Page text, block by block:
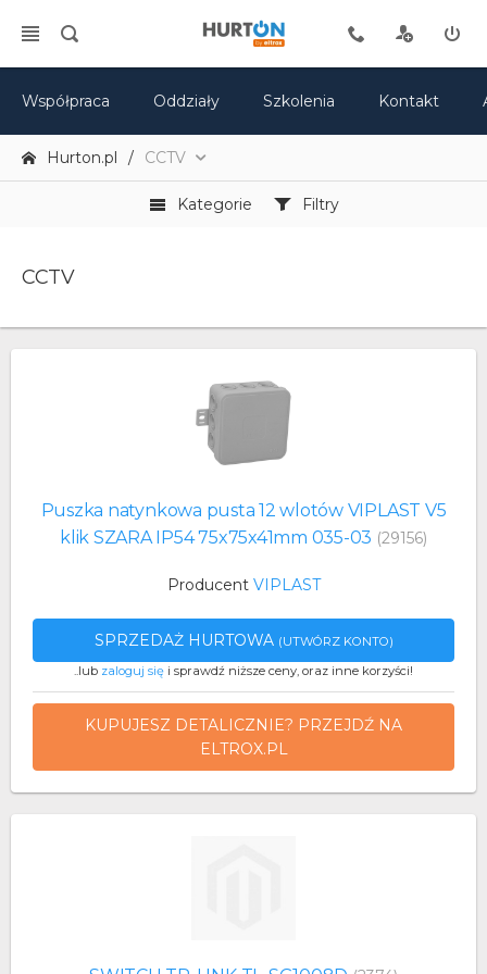
Współpraca Oddziały Szkolenia Kontakt
Hurton.pl CCTV
Kategorie Filtry
CCTV
Puszka natynkowa pusta 12 wlotów VIPLAST V5
klik SZARA IP54 75x75x41mm 035-03 (29156)
Producent VIPLAST
SPRZEDAŻ HURTOWA (UTWÓRZ KONTO)
..lub zaloguj się i sprawdź niższe ceny, oraz inne korzyści!
KUPUJESZ DETALICZNIE? PRZEJDŹ NA
ELTROX.PL